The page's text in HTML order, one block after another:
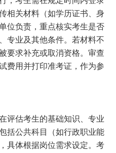
相关材料（如学历证书、身
位负责，重点核实考生是否
专业及其他条件。若材料不
要求补充或取消资格。审查
费用并打印准考证，作为参
评估考生的基础知识、专业
括公共科目（如行政职业能
具体根据岗位需求设定。考